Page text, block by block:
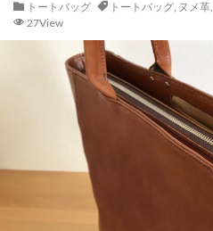
トートバッグ トートバッグ, ヌメ革,
27View